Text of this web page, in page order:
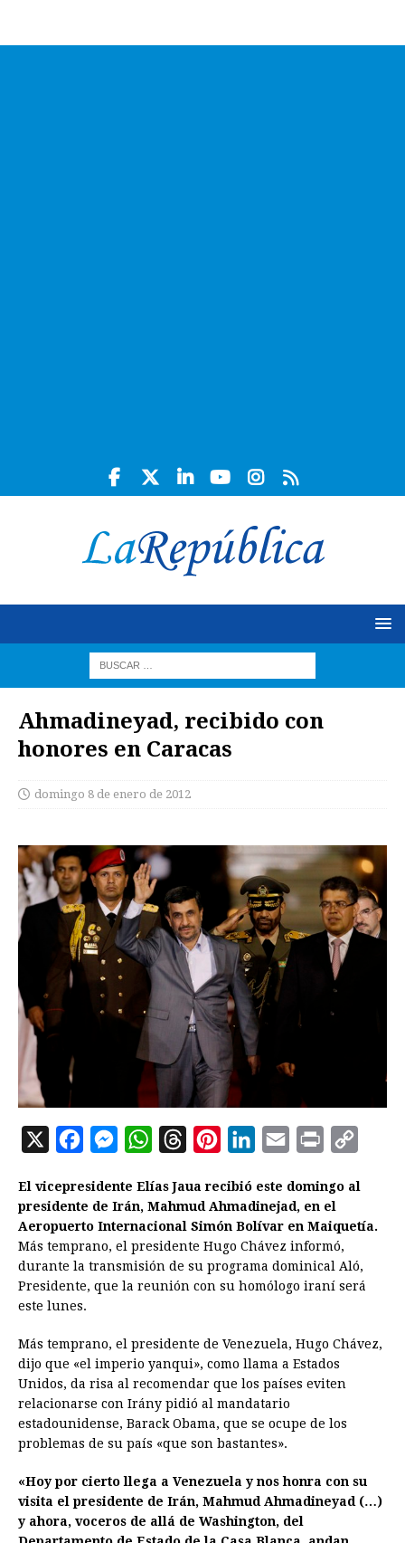
Ahmadineyad, recibido con
honores en Caracas
domingo 8 de enero de 2012
X
c
e
b
o
M
s
s
e
n
W
a
t
s
A
r
e
a
d
n
t
e
r
n
k
e
d
a
i
l
i
n
t
p
y
i
El vicepresidente Elías Jaua recibió este domingo al
presidente de Irán, Mahmud Ahmadinejad, en el
Aeropuerto Internacional Simón Bolívar en Maiquetía.
Más temprano, el presidente Hugo Chávez informó,
durante la transmisión de su programa dominical Aló,
Presidente, que la reunión con su homólogo iraní será
este lunes.
Más temprano, el presidente de Venezuela, Hugo Chávez,
dijo que «el imperio yanqui», como llama a Estados
Unidos, da risa al recomendar que los países eviten
relacionarse con Irány pidió al mandatario
estadounidense, Barack Obama, que se ocupe de los
problemas de su país «que son bastantes».
«Hoy por cierto llega a Venezuela y nos honra con su
visita el presidente de Irán, Mahmud Ahmadineyad (…)
y ahora, voceros de allá de Washington, del